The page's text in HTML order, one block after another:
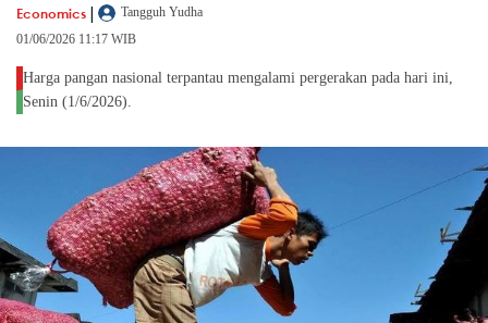
Economics |
Tangguh Yudha
01/06/2026 11:17 WIB
Harga pangan nasional terpantau mengalami pergerakan pada hari ini,
Senin (1/6/2026).